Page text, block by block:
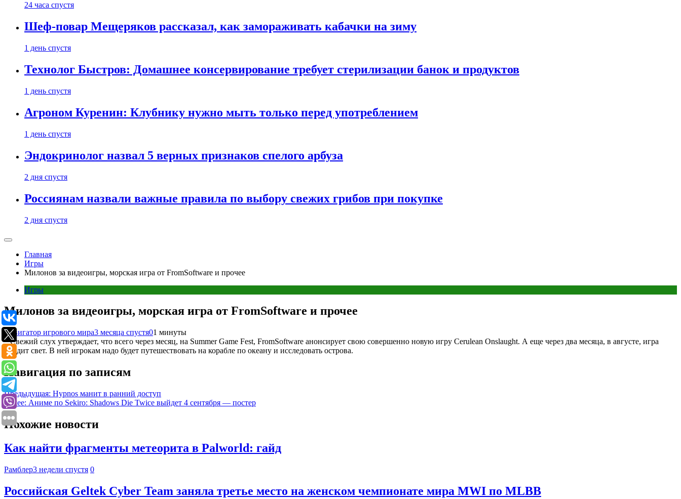
24 часа спустя
Шеф-повар Мещеряков рассказал, как замораживать кабачки на зиму
1 день спустя
Технолог Быстров: Домашнее консервирование требует стерилизации банок и продуктов
1 день спустя
Агроном Куренин: Клубнику нужно мыть только перед употреблением
1 день спустя
Эндокринолог назвал 5 верных признаков спелого арбуза
2 дня спустя
Россиянам назвали важные правила по выбору свежих грибов при покупке
2 дня спустя
Главная
Игры
Милонов за видеоигры, морская игра от FromSoftware и прочее
Игры
Милонов за видеоигры, морская игра от FromSoftware и прочее
Навигатор игрового мира3 месяца спустя01 минуты
* Свежий слух утверждает, что всего через месяц, на Summer Game Fest, FromSoftware анонсирует свою совершенно новую игру Cerulean Onslaught. А еще через два месяца, в августе, игра
увидит свет. В ней игрокам надо будет путешествовать на корабле по океану и исследовать острова.
Навигация по записям
Предыдущая: Hypnos манит в ранний доступ
Далее: Аниме по Sekiro: Shadows Die Twice выйдет 4 сентября — постер
Похожие новости
Как найти фрагменты метеорита в Palworld: гайд
Рамблер3 недели спустя 0
Российская Geltek Cyber Team заняла третье место на женском чемпионате мира MWI по MLBB